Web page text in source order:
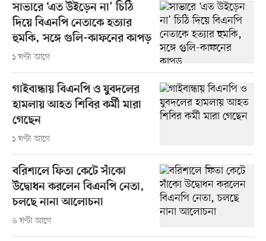
সাভারে ‘এত উইড়েন না’ চিঠি
দিয়ে বিএনপি নেতাকে হত্যার
হুমকি, সঙ্গে গুলি-কাফনের কাপড়
১ ঘণ্টা আগে
গাইবান্ধায় বিএনপি ও যুবদলের
হামলায় আহত শিবির কর্মী মারা
গেছেন
১ ঘণ্টা আগে
বরিশালে ফিতা কেটে সাঁকো
উদ্বোধন করলেন বিএনপি নেতা,
চলছে নানা আলোচনা
৬ ঘণ্টা আগে